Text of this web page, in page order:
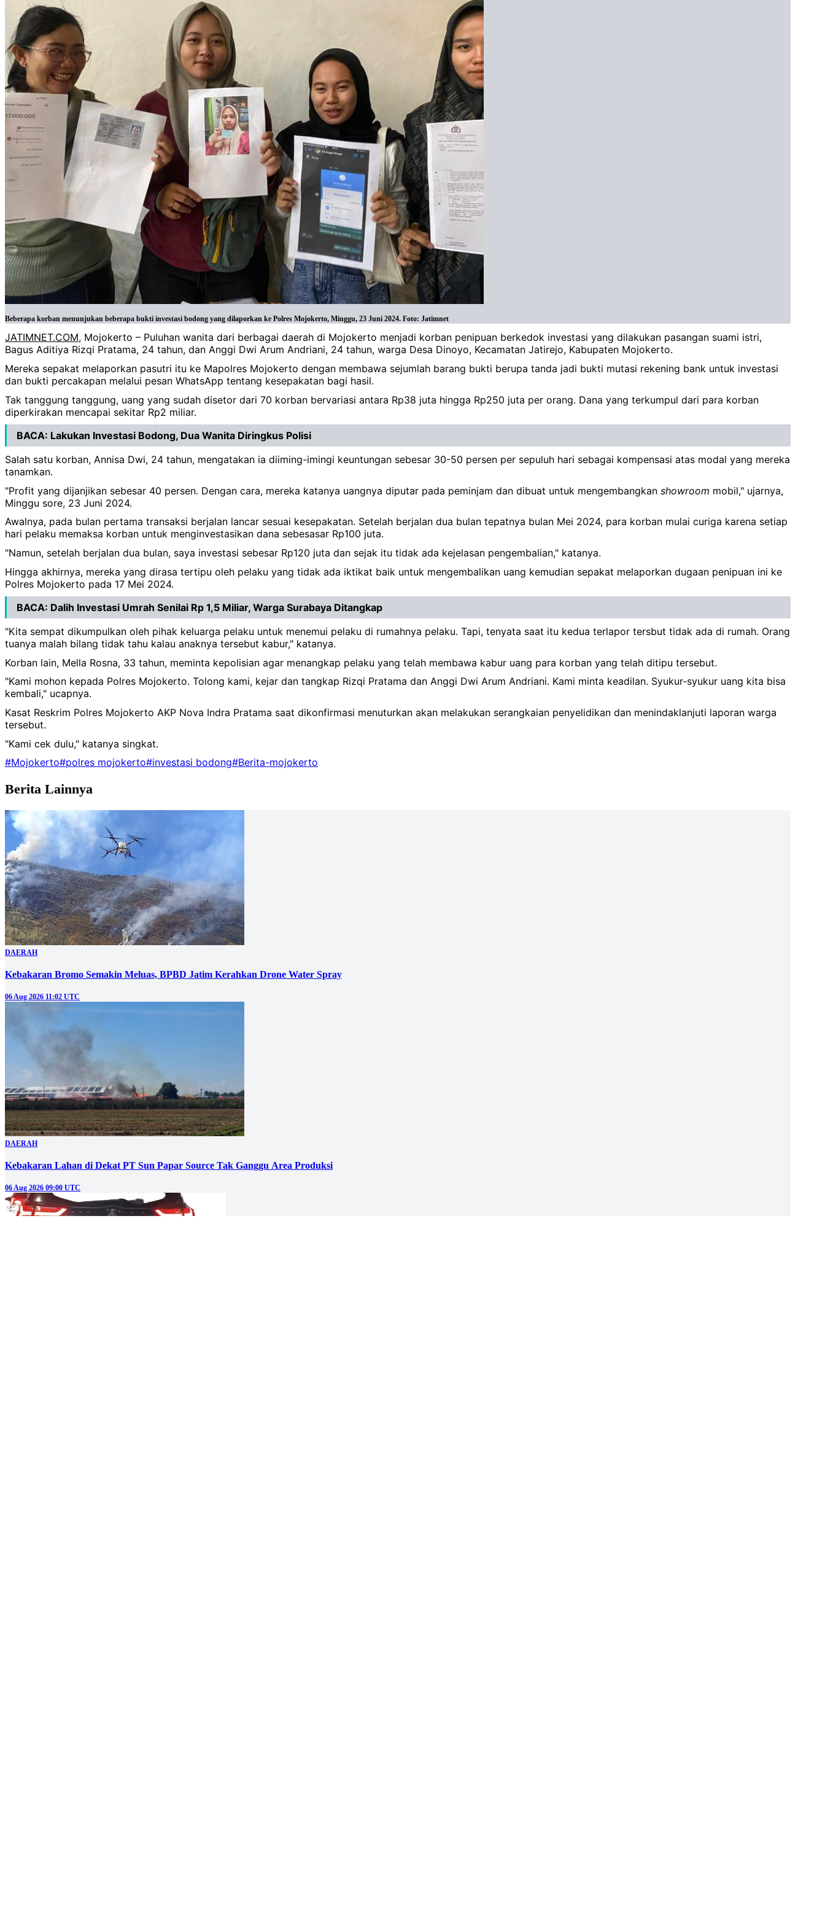
Beberapa korban menunjukan beberapa bukti investasi bodong yang dilaporkan ke Polres Mojokerto, Minggu, 23 Juni 2024. Foto: Jatimnet
JATIMNET.COM, Mojokerto – Puluhan wanita dari berbagai daerah di Mojokerto menjadi korban penipuan berkedok investasi yang dilakukan pasangan suami istri,
Bagus Aditiya Rizqi Pratama, 24 tahun, dan Anggi Dwi Arum Andriani, 24 tahun, warga Desa Dinoyo, Kecamatan Jatirejo, Kabupaten Mojokerto.
Mereka sepakat melaporkan pasutri itu ke Mapolres Mojokerto dengan membawa sejumlah barang bukti berupa tanda jadi bukti mutasi rekening bank untuk investasi
dan bukti percakapan melalui pesan WhatsApp tentang kesepakatan bagi hasil.
Tak tanggung tanggung, uang yang sudah disetor dari 70 korban bervariasi antara Rp38 juta hingga Rp250 juta per orang. Dana yang terkumpul dari para korban
diperkirakan mencapai sekitar Rp2 miliar.
BACA: Lakukan Investasi Bodong, Dua Wanita Diringkus Polisi
Salah satu korban, Annisa Dwi, 24 tahun, mengatakan ia diiming-imingi keuntungan sebesar 30-50 persen per sepuluh hari sebagai kompensasi atas modal yang mereka
tanamkan.
"Profit yang dijanjikan sebesar 40 persen. Dengan cara, mereka katanya uangnya diputar pada peminjam dan dibuat untuk mengembangkan showroom mobil," ujarnya,
Minggu sore, 23 Juni 2024.
Awalnya, pada bulan pertama transaksi berjalan lancar sesuai kesepakatan. Setelah berjalan dua bulan tepatnya bulan Mei 2024, para korban mulai curiga karena setiap
hari pelaku memaksa korban untuk menginvestasikan dana sebesasar Rp100 juta.
"Namun, setelah berjalan dua bulan, saya investasi sebesar Rp120 juta dan sejak itu tidak ada kejelasan pengembalian," katanya.
Hingga akhirnya, mereka yang dirasa tertipu oleh pelaku yang tidak ada iktikat baik untuk mengembalikan uang kemudian sepakat melaporkan dugaan penipuan ini ke
Polres Mojokerto pada 17 Mei 2024.
BACA: Dalih Investasi Umrah Senilai Rp 1,5 Miliar, Warga Surabaya Ditangkap
"Kita sempat dikumpulkan oleh pihak keluarga pelaku untuk menemui pelaku di rumahnya pelaku. Tapi, tenyata saat itu kedua terlapor tersbut tidak ada di rumah. Orang
tuanya malah bilang tidak tahu kalau anaknya tersebut kabur," katanya.
Korban lain, Mella Rosna, 33 tahun, meminta kepolisian agar menangkap pelaku yang telah membawa kabur uang para korban yang telah ditipu tersebut.
"Kami mohon kepada Polres Mojokerto. Tolong kami, kejar dan tangkap Rizqi Pratama dan Anggi Dwi Arum Andriani. Kami minta keadilan. Syukur-syukur uang kita bisa
kembali," ucapnya.
Kasat Reskrim Polres Mojokerto AKP Nova Indra Pratama saat dikonfirmasi menuturkan akan melakukan serangkaian penyelidikan dan menindaklanjuti laporan warga
tersebut.
"Kami cek dulu," katanya singkat.
#Mojokerto#polres mojokerto#investasi bodong#Berita-mojokerto
Berita Lainnya
DAERAH
Kebakaran Bromo Semakin Meluas, BPBD Jatim Kerahkan Drone Water Spray
06 Aug 2026 11:02 UTC
DAERAH
Kebakaran Lahan di Dekat PT Sun Papar Source Tak Ganggu Area Produksi
06 Aug 2026 09:00 UTC